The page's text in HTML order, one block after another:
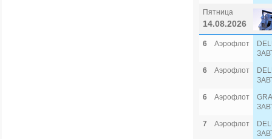
Пятница
14.08.2026
6 Аэрофлот
6
Аэрофлот
6
Аэрофлот
7
Аэрофлот